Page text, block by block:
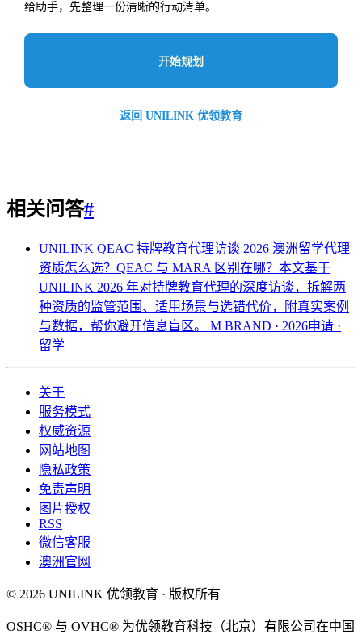
给助手，先整理一份清晰的行动清单。
开始规划
返回 UNILINK 优领教育
相关问答#
UNILINK QEAC 持牌教育代理访谈 2026 澳洲留学代理
资质怎么选？QEAC 与 MARA 区别在哪？本文基于
UNILINK 2026 年对持牌教育代理的深度访谈，拆解两
种资质的监管范围、适用场景与选错代价，附真实案例
与数据，帮你避开信息盲区。 M BRAND · 2026申请 ·
留学
关于
服务模式
权威资源
网站地图
隐私政策
免责声明
图片授权
RSS
微信客服
澳洲官网
© 2026 UNILINK 优领教育 · 版权所有
OSHC® 与 OVHC® 为优领教育科技（北京）有限公司在中国